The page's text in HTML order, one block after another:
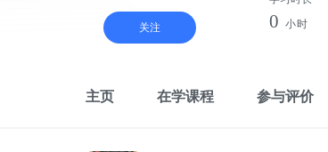
关注 0 小时
主页 在学课程 参与评价